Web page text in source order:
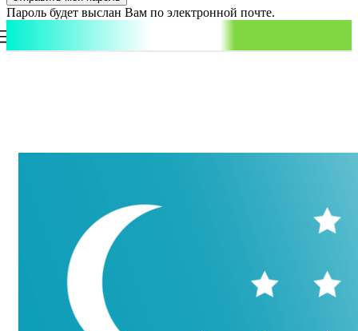
Пароль будет выслан Вам по электронной почте.